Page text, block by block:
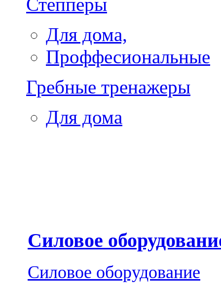
Для дома,
Проффесиональные
Гребные тренажеры
Для дома
Силовое
Силовое оборудование